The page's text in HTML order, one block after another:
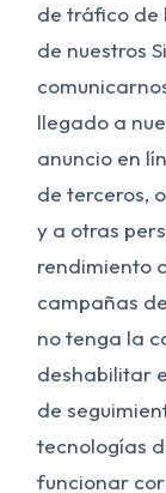
de tráfico de
de nuestros
llegado a
anuncio en
de terceros,
y a otras
rendimiento
campañas
no tenga la
deshabilitar
de
tecnologías
funcionar